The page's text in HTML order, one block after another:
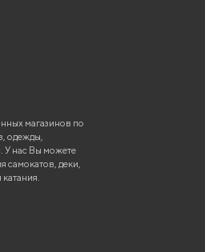
магазинов по
одежды,
У нас Вы можете
самокатов, деки,